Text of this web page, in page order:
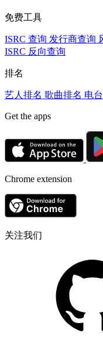
免费工具
ISRC 查询 发行商查询
ISRC 反向查询
排名
艺人排名 歌曲排名 电
Get the apps
Chrome extension
关注我们